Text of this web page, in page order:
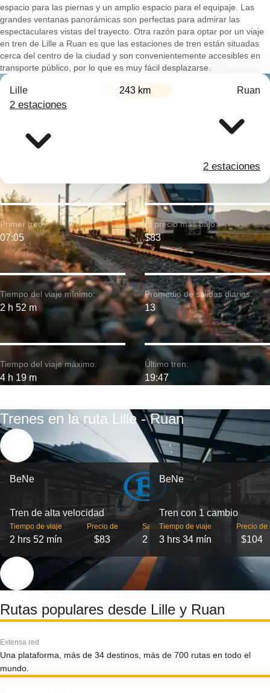
espacio para las piernas y un amplio espacio para el equipaje. Las
grandes ventanas panorámicas son perfectas para admirar las
espectaculares vistas del trayecto. Otra razón para optar por un viaje
en tren de Lille a Ruan es que las estaciones de tren están situadas
cerca del centro de la ciudad y son convenientemente accesibles en
transporte público, por lo que es muy fácil desplazarse.
Lille 243 km Ruan
2 estaciones
2 estaciones
Tiempo del viaje mínimo:
2 h 52 m
Primer tren:
07:05
Tiempo del viaje máximo:
4 h 19 m
El precio más bajo:
$83
Promedio de salidas diarias:
13
Último tren:
19:47
Trenes en la ruta Lille - Ruan
BeNe
Tren de alta velocidad
Tiempo de viaje
2 hrs 52 mín
Precio de
$83
Salidas
2
BeNe
Tren con 1 cambio
Tiempo de viaje
3 hrs 34 mín
Precio de
$104
Rutas populares desde Lille y Ruan
Extensa red
Una plataforma, más de 34 destinos, más de 700 rutas en todo el
mundo.